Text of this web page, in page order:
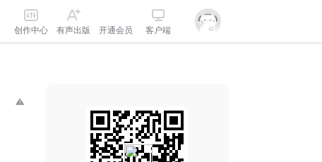
创作中心 有声出版 开通会员 客户端